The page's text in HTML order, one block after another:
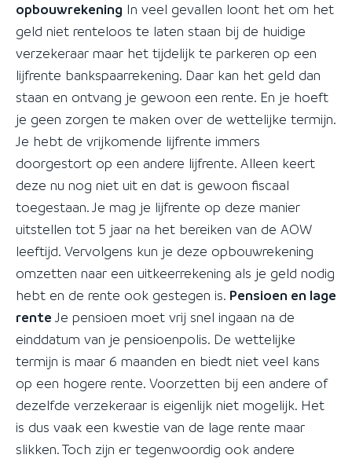
opbouwrekening In veel gevallen loont het om het
geld niet renteloos te laten staan bij de huidige
verzekeraar maar het tijdelijk te parkeren op een
lijfrente bankspaarrekening. Daar kan het geld dan
staan en ontvang je gewoon een rente. En je hoeft
je geen zorgen te maken over de wettelijke termijn.
Je hebt de vrijkomende lijfrente immers
doorgestort op een andere lijfrente. Alleen keert
deze nu nog niet uit en dat is gewoon fiscaal
toegestaan. Je mag je lijfrente op deze manier
uitstellen tot 5 jaar na het bereiken van de AOW
leeftijd. Vervolgens kun je deze opbouwrekening
omzetten naar een uitkeerrekening als je geld nodig
hebt en de rente ook gestegen is. Pensioen en lage
rente Je pensioen moet vrij snel ingaan na de
einddatum van je pensioenpolis. De wettelijke
termijn is maar 6 maanden en biedt niet veel kans
op een hogere rente. Voorzetten bij een andere of
dezelfde verzekeraar is eigenlijk niet mogelijk. Het
is dus vaak een kwestie van de lage rente maar
slikken. Toch zijn er tegenwoordig ook andere